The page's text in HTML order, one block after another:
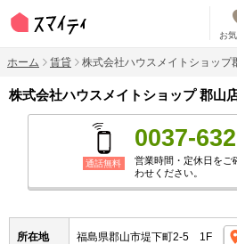
お
ホーム 賃貸 株式会社ハウスメイトショップ
株式会社ハウスメイトショップ 郡山
通話無料
0037-
営業時間・定休日をご
わせください。
所在地 福島県郡山市堤下町2-5 1F